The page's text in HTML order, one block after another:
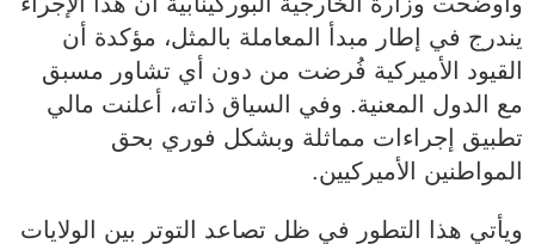
يندرج في إطار مبدأ المعاملة بالمثل، مؤكدة أن
القيود الأميركية فُرضت من دون أي تشاور مسبق
مع الدول المعنية. وفي السياق ذاته، أعلنت مالي
تطبيق إجراءات مماثلة وبشكل فوري بحق
المواطنين الأميركيين.
ويأتي هذا التطور في ظل تصاعد التوتر بين الولايات